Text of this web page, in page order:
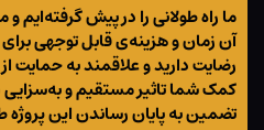
ما راه طولانی را در پیش گرفته‌ایم
آن زمان و هزینه‌ی قابل توجهی برای
رضایت دارید و علاقمند به
کمک شما تاثیر مستقیم و به‌سزایی
تضمین به پایان رساندن این